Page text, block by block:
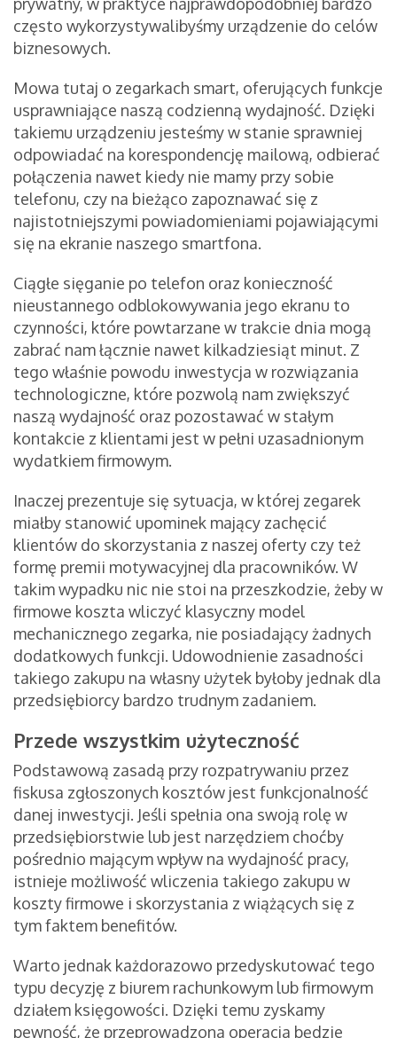
często wykorzystywalibyśmy urządzenie do celów
biznesowych.
Mowa tutaj o zegarkach smart, oferujących funkcje
usprawniające naszą codzienną wydajność. Dzięki
takiemu urządzeniu jesteśmy w stanie sprawniej
odpowiadać na korespondencję mailową, odbierać
połączenia nawet kiedy nie mamy przy sobie
telefonu, czy na bieżąco zapoznawać się z
najistotniejszymi powiadomieniami pojawiającymi
się na ekranie naszego smartfona.
Ciągłe sięganie po telefon oraz konieczność
nieustannego odblokowywania jego ekranu to
czynności, które powtarzane w trakcie dnia mogą
zabrać nam łącznie nawet kilkadziesiąt minut. Z
tego właśnie powodu inwestycja w rozwiązania
technologiczne, które pozwolą nam zwiększyć
naszą wydajność oraz pozostawać w stałym
kontakcie z klientami jest w pełni uzasadnionym
wydatkiem firmowym.
Inaczej prezentuje się sytuacja, w której zegarek
miałby stanowić upominek mający zachęcić
klientów do skorzystania z naszej oferty czy też
formę premii motywacyjnej dla pracowników. W
takim wypadku nic nie stoi na przeszkodzie, żeby w
firmowe koszta wliczyć klasyczny model
mechanicznego zegarka, nie posiadający żadnych
dodatkowych funkcji. Udowodnienie zasadności
takiego zakupu na własny użytek byłoby jednak dla
przedsiębiorcy bardzo trudnym zadaniem.
Przede wszystkim użyteczność
Podstawową zasadą przy rozpatrywaniu przez
fiskusa zgłoszonych kosztów jest funkcjonalność
danej inwestycji. Jeśli spełnia ona swoją rolę w
przedsiębiorstwie lub jest narzędziem choćby
pośrednio mającym wpływ na wydajność pracy,
istnieje możliwość wliczenia takiego zakupu w
koszty firmowe i skorzystania z wiążących się z
tym faktem benefitów.
Warto jednak każdorazowo przedyskutować tego
typu decyzję z biurem rachunkowym lub firmowym
działem księgowości. Dzięki temu zyskamy
pewność, że przeprowadzona operacja będzie